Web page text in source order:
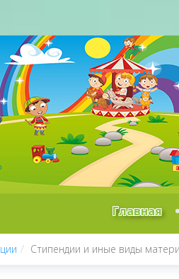
Главная
Стипендии и иные виды